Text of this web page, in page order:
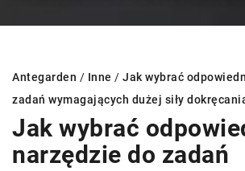
Antegarden / Inne / Jak wybrać
zadań wymagających dużej siły
Jak wybrać
narzędzie do zadań